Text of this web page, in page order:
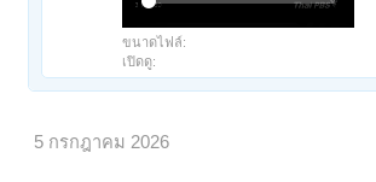
ขนาดไฟล์:
เปิดดู:
5 กรกฎาคม 2026